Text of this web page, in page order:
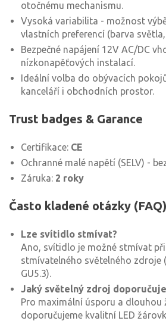
otočnému mechanismu.
Vysoká variabilita - možnost
vlastních preferencí (barva
Bezpečné napájení 12V AC/DC
nízkonapěťových instalací.
Ideální volba do obývacích
kanceláří i obchodních prostor.
Trust badges & Garance
Certifikace: CE
Ochranné malé napětí (SELV) -
Záruka: 2 roky
Často kladené otázky (FAQ)
Lze svítidlo stmívat?
Ano, svítidlo je možné stmívat
stmívatelného světelného zdroje
GU5.3).
Jaký světelný zdroj
Pro maximální úsporu a
doporučujeme kvalitní LED